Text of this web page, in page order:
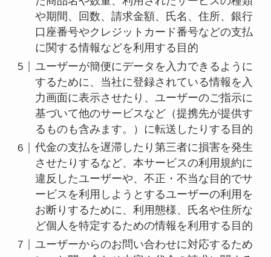
や期間、回数、請求金額、氏名、住所、銀行
口座番号やクレジットカード番号などの支払
に関する情報などを利用する目的
ユーザーが簡便にデータを入力できるように
するために、当社に登録されている情報を入
力画面に表示させたり、ユーザーのご指示に
基づいて他のサービスなど（提携先が提供す
るものも含みます。）に転送したりする目的
代金の支払を遅滞したり第三者に損害を発生
させたりするなど、本サービスの利用規約に
違反したユーザーや、不正・不当な目的でサ
ービスを利用しようとするユーザーの利用を
お断りするために、利用態様、氏名や住所な
ど個人を特定するための情報を利用する目的
ユーザーからのお問い合わせに対応するため